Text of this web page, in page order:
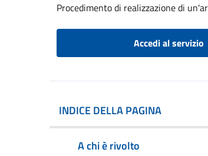
Procedimento di realizzazione di
Accedi al servizio
INDICE DELLA PAGINA
A chi è rivolto